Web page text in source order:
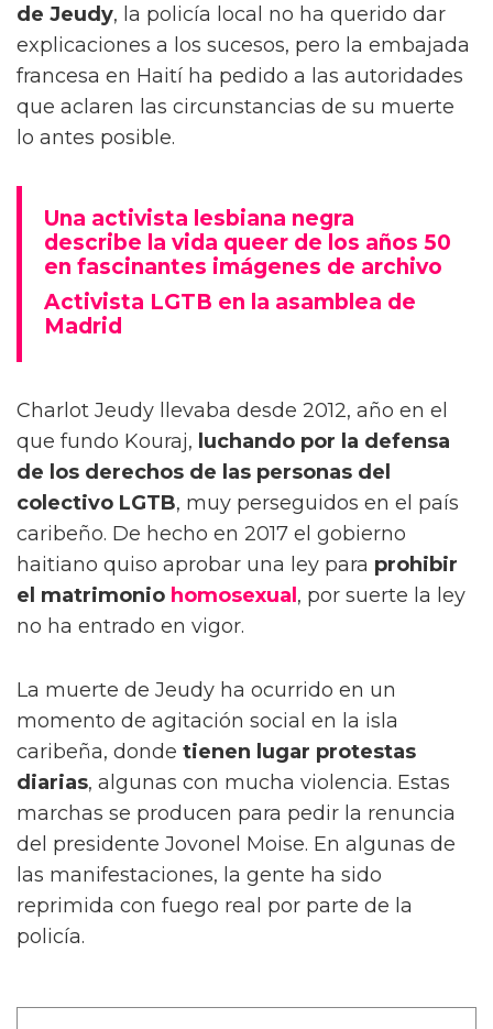
de Jeudy, la policía local no ha querido dar
explicaciones a los sucesos, pero la embajada
francesa en Haití ha pedido a las autoridades
que aclaren las circunstancias de su muerte
lo antes posible.
Una activista lesbiana negra
describe la vida queer de los años 50
en fascinantes imágenes de archivo
Activista LGTB en la asamblea de
Madrid
Charlot Jeudy llevaba desde 2012, año en el
que fundo Kouraj, luchando por la defensa
de los derechos de las personas del
colectivo LGTB, muy perseguidos en el país
caribeño. De hecho en 2017 el gobierno
haitiano quiso aprobar una ley para prohibir
el matrimonio homosexual, por suerte la ley
no ha entrado en vigor.
La muerte de Jeudy ha ocurrido en un
momento de agitación social en la isla
caribeña, donde tienen lugar protestas
diarias, algunas con mucha violencia. Estas
marchas se producen para pedir la renuncia
del presidente Jovonel Moise. En algunas de
las manifestaciones, la gente ha sido
reprimida con fuego real por parte de la
policía.